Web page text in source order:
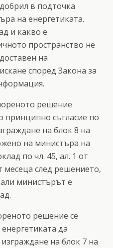
в подточка
на енергетиката.
и какво е
пространство не
на
според Закона за
решение
принципно съгласие по
на блок 8 на
на министъра на
по чл. 45, ал. 1 от
месеца след решението,
министърът е
решение се
да
на блок 7 на